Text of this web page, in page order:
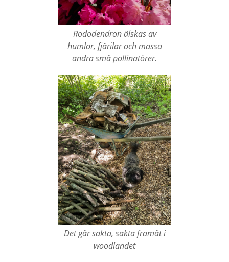
Rododendron älskas av
humlor, fjärilar och massa
andra små pollinatörer.
Det går sakta, sakta framåt i
woodlandet